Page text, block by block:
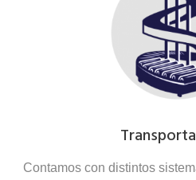
Contamos con distintos